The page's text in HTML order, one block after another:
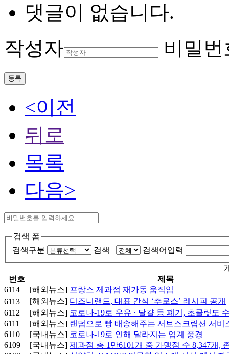
댓글이 없습니다.
작성자
비밀번
등록
<이전
뒤로
목록
다음>
검색 폼
검색구분
검색 검색어입력
번호
제목
6114
[해외뉴스] 프랑스 제과점 재가동 움직임
6113
[해외뉴스] 디즈니랜드, 대표 간식 ‘추로스’ 레시피 공개
6112
[해외뉴스] 코로나-19로 우유 · 달걀 등 폐기, 초콜릿도
6111
[해외뉴스] 랜덤으로 빵 배송해주는 서브스크립션 서비
6110
[국내뉴스] 코로나-19로 인해 달라지는 업계 풍경
6109
[국내뉴스] 제과점 총 1만6101개 중 가맹점 수 8,347개,